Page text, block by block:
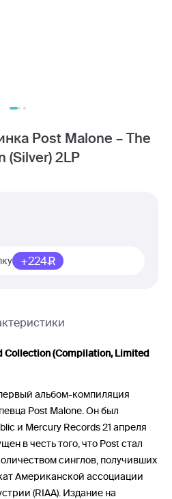
Post Malone – The
(Silver) 2LP
+224
Collection (Compilation, Limited
альбом-компиляция
Post Malone. Он был
и Mercury Records 21 апреля
в честь того, что Post стал
синглов, получивших
Американской ассоциации
(RIAA). Издание на